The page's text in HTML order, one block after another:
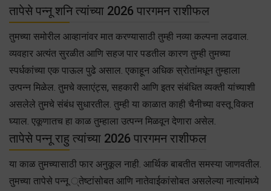
तापेसे पन्नू शनि त्यांच्या 2026 पारगमन राशीफल
तुमच्या समोरील आव्हानांवर मात करण्यासाठी तुम्ही नव्या कल्पना लढवाल.
व्यवहार अत्यंत सुरळीत आणि सहज पार पडतील कारण तुम्ही तुमच्या
स्पर्धकांच्या एक पाऊल पुढे असाल. एकाहून अधिक स्रोतांमधून तुम्हाला
उत्पन्न मिळेल. तुमचे क्लाएंट्स, सहकारी आणि इतर संबंधित व्यक्ती यांच्याशी
असलेले तुमचे संबंध सुधारतील. तुम्ही या काळात काही चैनीच्या वस्तू विकत
घ्याल. एकूणातच हा काळ तुम्हाला उत्पन्न मिळवून देणारा असेल.
तापेसे पन्नू राहु त्यांच्या 2026 पारगमन राशीफल
या काळ तुमच्यासाठी फार अनुकूल नाही. आर्थिक बाबतीत समस्या जाणवतील.
तुमच्या तापेसे पन्नू ्तेष्टांसोबत आणि नातेवाईकांसोबत असलेल्या नात्यांमध्ये